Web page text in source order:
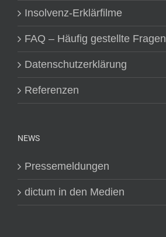
Insolvenz-Erklärfilme
FAQ – Häufig gestellte Fragen
Datenschutzerklärung
Referenzen
NEWS
Pressemeldungen
dictum in den Medien